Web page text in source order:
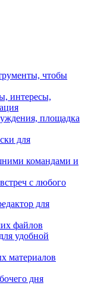
чтобы
интересы,
площадка
для
командами и
с любого
для
файлов
удобной
материалов
дня